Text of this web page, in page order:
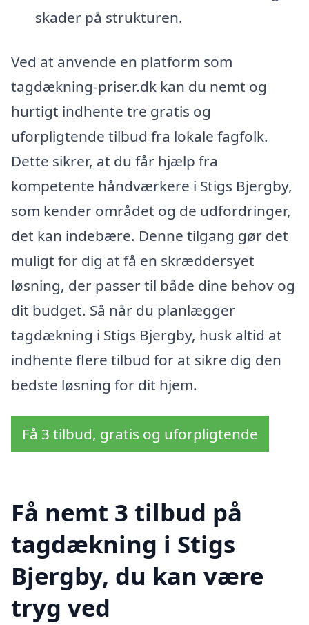
skader på strukturen.
Ved at anvende en platform som
tagdækning-priser.dk kan du nemt og
hurtigt indhente tre gratis og
uforpligtende tilbud fra lokale fagfolk.
Dette sikrer, at du får hjælp fra
kompetente håndværkere i Stigs Bjergby,
som kender området og de udfordringer,
det kan indebære. Denne tilgang gør det
muligt for dig at få en skræddersyet
løsning, der passer til både dine behov og
dit budget. Så når du planlægger
tagdækning i Stigs Bjergby, husk altid at
indhente flere tilbud for at sikre dig den
bedste løsning for dit hjem.
Få 3 tilbud, gratis og uforpligtende
Få nemt 3 tilbud på
tagdækning i Stigs
Bjergby, du kan være
tryg ved